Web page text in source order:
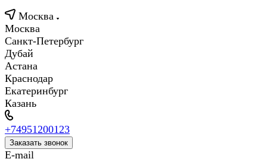
Москва
Москва
Санкт-Петербург
Дубай
Астана
Краснодар
Екатеринбург
Казань
+74951200123
Заказать звонок
E-mail